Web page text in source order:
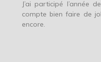
J’ai participé l’année
compte bien faire de
encore.